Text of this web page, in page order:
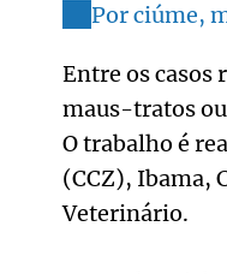
Por ciúme,
Entre os casos
maus-tratos
O trabalho é
(CCZ), Ibama,
Veterinário.